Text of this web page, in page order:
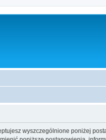
wyszczególnione poniżej